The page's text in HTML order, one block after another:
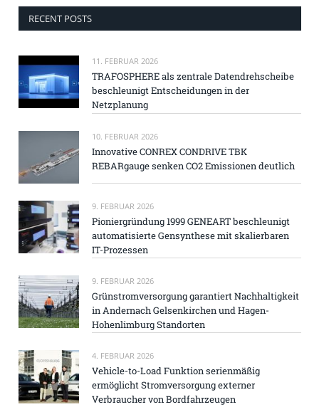
RECENT POSTS
11. FEBRUAR 2026
TRAFOSPHERE als zentrale Datendrehscheibe
beschleunigt Entscheidungen in der
Netzplanung
10. FEBRUAR 2026
Innovative CONREX CONDRIVE TBK
REBARgauge senken CO2 Emissionen deutlich
9. FEBRUAR 2026
Pioniergründung 1999 GENEART beschleunigt
automatisierte Gensynthese mit skalierbaren
IT-Prozessen
9. FEBRUAR 2026
Grünstromversorgung garantiert Nachhaltigkeit
in Andernach Gelsenkirchen und Hagen-
Hohenlimburg Standorten
4. FEBRUAR 2026
Vehicle-to-Load Funktion serienmäßig
ermöglicht Stromversorgung externer
Verbraucher von Bordfahrzeugen